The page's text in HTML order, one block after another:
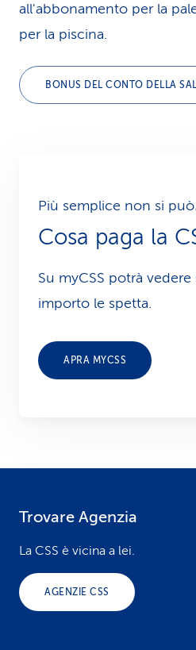
all'abbonamento per la
per la piscina.
BONUS DEL CONTO DELLA
Più semplice non si può.
Cosa paga la
Su myCSS potrà
importo le spetta.
APRA MYCSS
Trovare Agenzia
La CSS è vicina a lei.
AGENZIE CSS